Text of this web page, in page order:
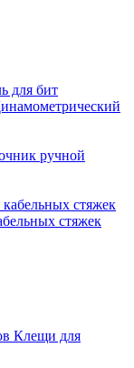
для бит
ручной
стяжек
Клещи для